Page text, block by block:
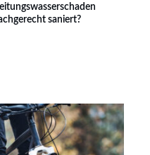
saniert?